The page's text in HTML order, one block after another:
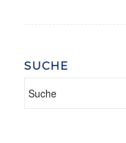
SUCHE